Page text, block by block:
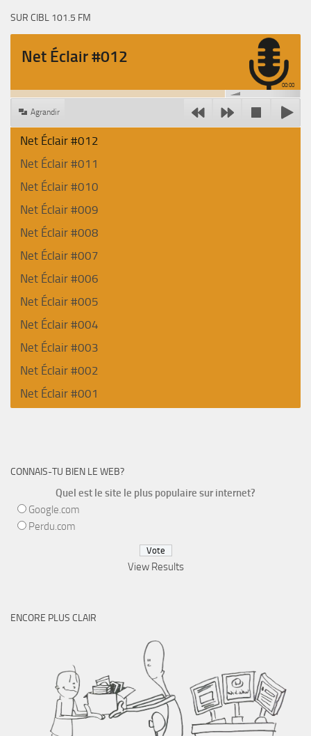
SUR CIBL 101.5 FM
Net Éclair #012
00:00
Agrandir
Net Éclair #012
Net Éclair #011
Net Éclair #010
Net Éclair #009
Net Éclair #008
Net Éclair #007
Net Éclair #006
Net Éclair #005
Net Éclair #004
Net Éclair #003
Net Éclair #002
Net Éclair #001
CONNAIS-TU BIEN LE WEB?
Quel est le site le plus populaire sur internet?
Google.com
Perdu.com
View Results
ENCORE PLUS CLAIR